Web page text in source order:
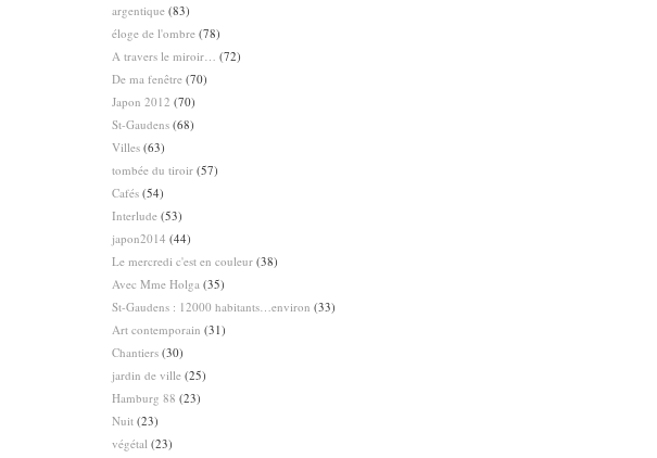
argentique (83)
éloge de l'ombre (78)
A travers le miroir…
(72)
De ma fenêtre (70)
Japon 2012 (70)
St-Gaudens (68)
Villes (63)
tombée du tiroir (57)
Cafés (54)
Interlude (53)
japon2014 (44)
Le mercredi c'est en couleur (38)
Avec Mme Holga (35)
St-Gaudens : 12000 habitants…environ (33)
Art contemporain (31)
Chantiers (30)
jardin de ville (25)
Hamburg 88 (23)
Nuit (23)
végétal (23)